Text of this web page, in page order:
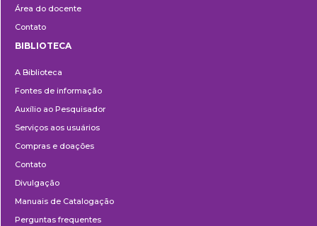
Área do docente
Contato
BIBLIOTECA
A Biblioteca
Fontes de informação
Auxílio ao Pesquisador
Serviços aos usuários
Compras e doações
Contato
Divulgação
Manuais de Catalogação
Perguntas frequentes